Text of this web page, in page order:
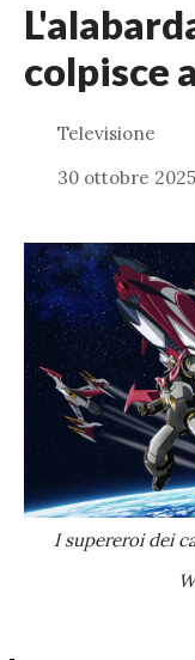
colpisce
Televisione
30 ottobre 2025
I supereroi dei